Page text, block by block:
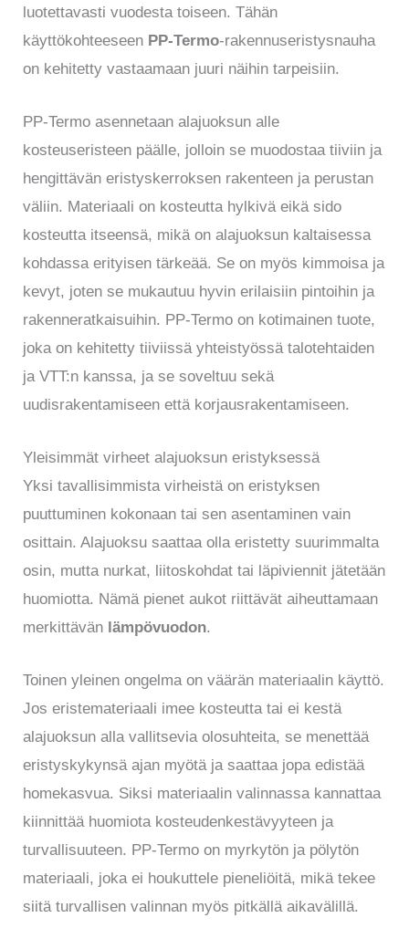
luotettavasti vuodesta toiseen. Tähän
käyttökohteeseen PP-Termo-rakennuseristysnauha
on kehitetty vastaamaan juuri näihin tarpeisiin.
PP-Termo asennetaan alajuoksun alle
kosteuseristeen päälle, jolloin se muodostaa tiiviin ja
hengittävän eristyskerroksen rakenteen ja perustan
väliin. Materiaali on kosteutta hylkivä eikä sido
kosteutta itseensä, mikä on alajuoksun kaltaisessa
kohdassa erityisen tärkeää. Se on myös kimmoisa ja
kevyt, joten se mukautuu hyvin erilaisiin pintoihin ja
rakenneratkaisuihin. PP-Termo on kotimainen tuote,
joka on kehitetty tiiviissä yhteistyössä talotehtaiden
ja VTT:n kanssa, ja se soveltuu sekä
uudisrakentamiseen että korjausrakentamiseen.
Yleisimmät virheet alajuoksun eristyksessä
Yksi tavallisimmista virheistä on eristyksen
puuttuminen kokonaan tai sen asentaminen vain
osittain. Alajuoksu saattaa olla eristetty suurimmalta
osin, mutta nurkat, liitoskohdat tai läpiviennit jätetään
huomiotta. Nämä pienet aukot riittävät aiheuttamaan
merkittävän lämpövuodon.
Toinen yleinen ongelma on väärän materiaalin käyttö.
Jos eristemateriaali imee kosteutta tai ei kestä
alajuoksun alla vallitsevia olosuhteita, se menettää
eristyskykynsä ajan myötä ja saattaa jopa edistää
homekasvua. Siksi materiaalin valinnassa kannattaa
kiinnittää huomiota kosteudenkestävyyteen ja
turvallisuuteen. PP-Termo on myrkytön ja pölytön
materiaali, joka ei houkuttele pieneliöitä, mikä tekee
siitä turvallisen valinnan myös pitkällä aikavälillä.